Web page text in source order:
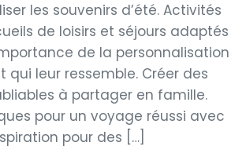
les souvenirs d’été. Activités
de loisirs et séjours adaptés
de la personnalisation
qui leur ressemble. Créer des
à partager en famille.
pour un voyage réussi avec
pour des […]